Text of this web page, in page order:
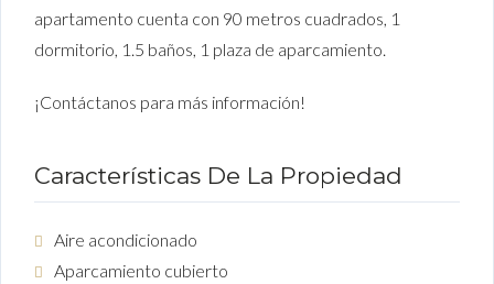
apartamento cuenta con 90 metros cuadrados, 1
dormitorio, 1.5 baños, 1 plaza de aparcamiento.
¡Contáctanos para más información!
Características De La Propiedad
Aire acondicionado
Aparcamiento cubierto